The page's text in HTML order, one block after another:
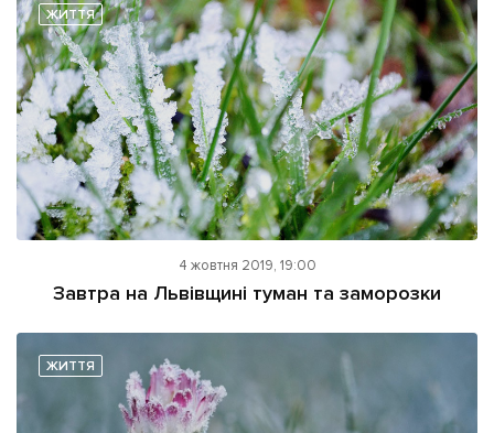
ЖИТТЯ
4 жовтня 2019, 19:00
Завтра на Львівщині туман та заморозки
ЖИТТЯ